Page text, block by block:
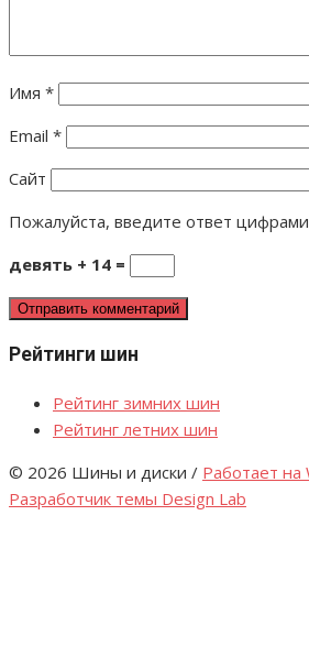
Имя *
Email *
Сайт
Пожалуйста, введите ответ
девять + 14 =
Рейтинги шин
Рейтинг зимних шин
Рейтинг летних шин
© 2026 Шины и диски / Работает на
Разработчик темы Design Lab